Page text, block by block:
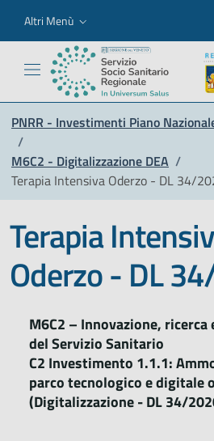
Altri Menù
PNRR - Investimenti Piano
/
M6C2 - Digitalizzazione DEA /
Terapia Intensiva Oderzo - DL 34/
Terapia
Oderzo - DL
M6C2 – Innovazione,
del Servizio Sanitario
C2 Investimento 1.1.1:
parco tecnologico e digitale
(Digitalizzazione - DL 34/